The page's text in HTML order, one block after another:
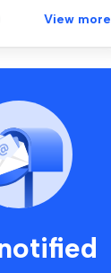
View more